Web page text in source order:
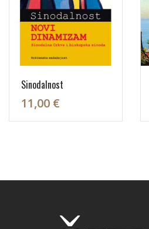
Sinodalnost
11,00 €